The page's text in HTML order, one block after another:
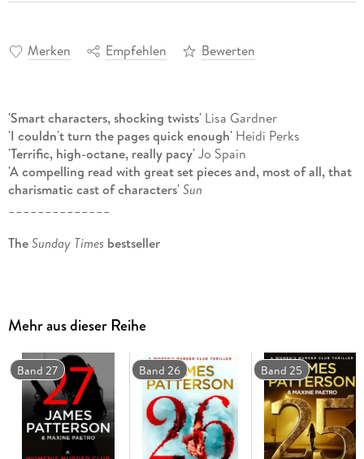
Merken Empfehlen Bewerten
'Smart characters, shocking twists'Lisa Gardner
'I couldn't turn the pages quick enough' Heidi Perks
'Terrific, high-octane, really pacy'Jo Spain
'A compelling read with great set pieces and, most of all, that
charismatic cast of characters'Sun
TheSunday Times bestseller
homicide department to report a murder that hasn't yet
happened.
A convicted serial killer wakes from a two-year coma. He
says he's ready to tell where the bodies are buried, but does
he have a more sinister plan in mind?
Mehr aus dieser Reihe
Band 27 Band 26 Band 25